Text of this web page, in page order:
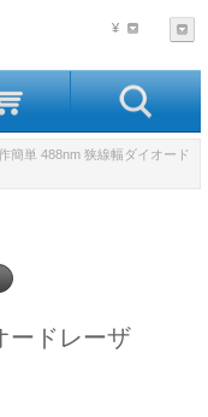
¥
簡単 488nm 狭線幅ダイオード
ードレーザ